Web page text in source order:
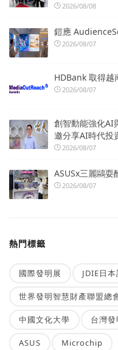
2026/08/08
鎧應
2026/08/07
HDBank 取得越
2026/08/07
創智動能強化AI
邀分享AI時代投
2026/08/07
ASUSx三麗鷗耍
2026/08/07
熱門標籤
國際發明展 JDIE日
世界發明智慧財產聯盟總
中國文化大學 台灣
ASUS Microchip